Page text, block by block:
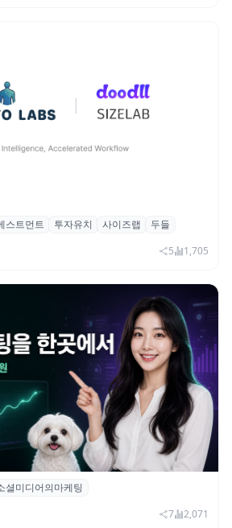
지인베스트먼트로부터 시
스트먼트 투자유치 사이즈랩
두들
5 1,705
드’, 유튜브·인스타 등 6개
지원
셜미디어의마케팅
7 2,071